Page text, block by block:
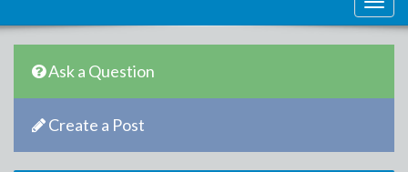
Ask a Question
Create a Post